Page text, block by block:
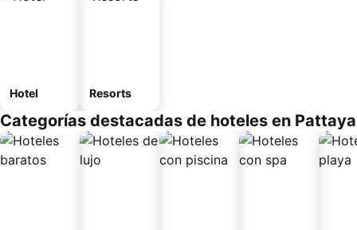
Hotel Resorts
Categorías destacadas de hoteles en Pattaya